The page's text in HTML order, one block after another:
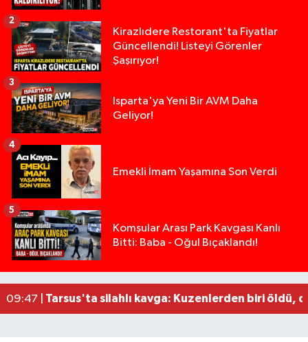
Kirazlıdere Restorant'ta Fiyatlar
Güncellendi! Listeyi Görenler
Şaşırıyor!
2
Isparta'ya Yeni Bir AVM Daha
Geliyor!
3
Emekli İmam Yaşamına Son Verdi
4
Komşular Arası Park Kavgası Kanlı
Bitti: Baba - Oğul Bıçaklandı!
5
02:19 |14 ve 16 Yaşlarındaki Kız Kardeşlerden Haber
17:30 |Demirkapı Tüneli'nde feci kaza: Yaşlı çift
15:00 |Takla atan otomobil palmiye ağacına çarptı: 1
09:47 | Tarsus'ta silahlı kavga: Kuzenlerden biri öldü,